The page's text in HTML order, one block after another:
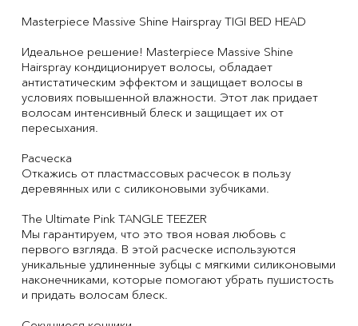
Masterpiece Massive Shine Hairspray TIGI BED HEAD
Идеальное решение! Masterpiece Massive Shine
Hairspray кондиционирует волосы, обладает
антистатическим эффектом и защищает волосы в
условиях повышенной влажности. Этот лак придает
волосам интенсивный блеск и защищает их от
пересыхания.
Расческа
Откажись от пластмассовых расчесок в пользу
деревянных или с силиконовыми зубчиками.
The Ultimate Pink TANGLE TEEZER
Мы гарантируем, что это твоя новая любовь с
первого взгляда. В этой расческе используются
уникальные удлиненные зубцы с мягкими силиконовыми
наконечниками, которые помогают убрать пушистость
и придать волосам блеск.